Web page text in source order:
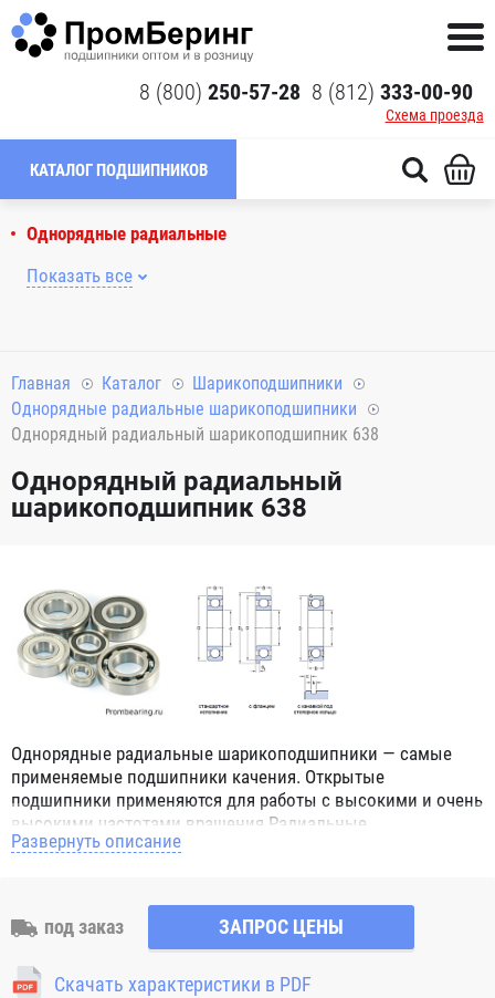
8 (800) 250-57-28 8 (812) 333-00-90
Схема проезда
КАТАЛОГ ПОДШИПНИКОВ
Однорядные радиальные
Показать все
Главная Каталог
Шарикоподшипники
Однорядные радиальные шарикоподшипники
Однорядный радиальный шарикоподшипник 638
Однорядный радиальный
шарикоподшипник 638
Однорядные радиальные шарикоподшипники — самые
применяемые подшипники качения. Открытые
подшипники применяются для работы с высокими и очень
высокими частотами вращения.Радиальные
шарикоподшипники обозначением 2Z ZZ с обеих сторон
обозначением 2RS 2RS1 2RSH 2RSR имеют с обеих сторон
контактные уплотнения из бутадиен-нитрильного каучука
(NBR) и пригодны для средних частот вращения. Также
поставляются подшипники с бесконтактными
Развернуть описание
под заказ ЗАПРОС ЦЕНЫ
Скачать характеристики в PDF